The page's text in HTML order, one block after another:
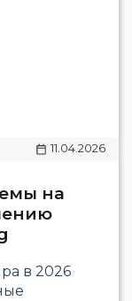
11.04.2026
на
в 2026